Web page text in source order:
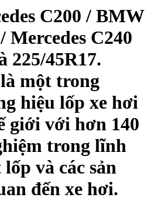
C200 / BMW
Mercedes C240
225/45R17.
một trong
hiệu lốp xe hơi
giới với hơn 140
trong lĩnh
và các sản
đến xe hơi.